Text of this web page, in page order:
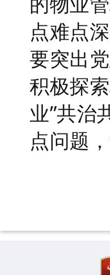
点难点
要突出
积极探
业”共治
点问题